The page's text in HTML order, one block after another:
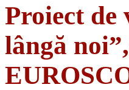
Proiect de
lângă